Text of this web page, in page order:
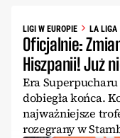
LIGI W EUROPIE LA LIGA
Oficjalnie:
Hiszpanii! Już
Era
dobiegła końca.
najważniejsze
rozegrany w